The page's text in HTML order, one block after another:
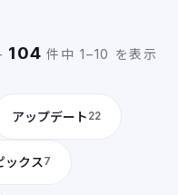
104 件中 1–10 を表示
アップデート 22
ックス7